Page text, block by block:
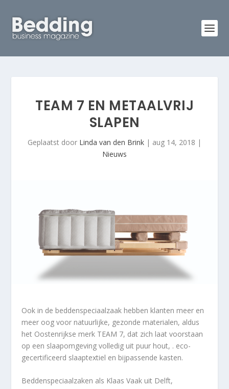
TEAM 7 EN METAALVRIJ
SLAPEN
Geplaatst door Linda van den Brink | aug 14, 2018 |
Nieuws
Ook in de beddenspeciaalzaak hebben klanten meer en
meer oog voor natuurlijke, gezonde materialen, aldus
het Oostenrijkse merk TEAM 7, dat zich laat voorstaan
op een slaapomgeving volledig uit puur hout, . eco-
gecertificeerd slaaptextiel en bijpassende kasten.
Beddenspeciaalzaken als Klaas Vaak uit Delft,